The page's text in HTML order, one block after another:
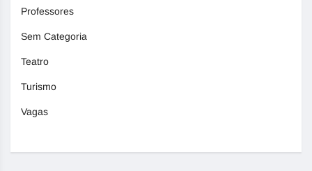
Professores
Sem Categoria
Teatro
Turismo
Vagas